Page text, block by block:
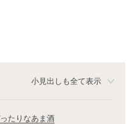
小見出しも全て表示
たりなあま酒